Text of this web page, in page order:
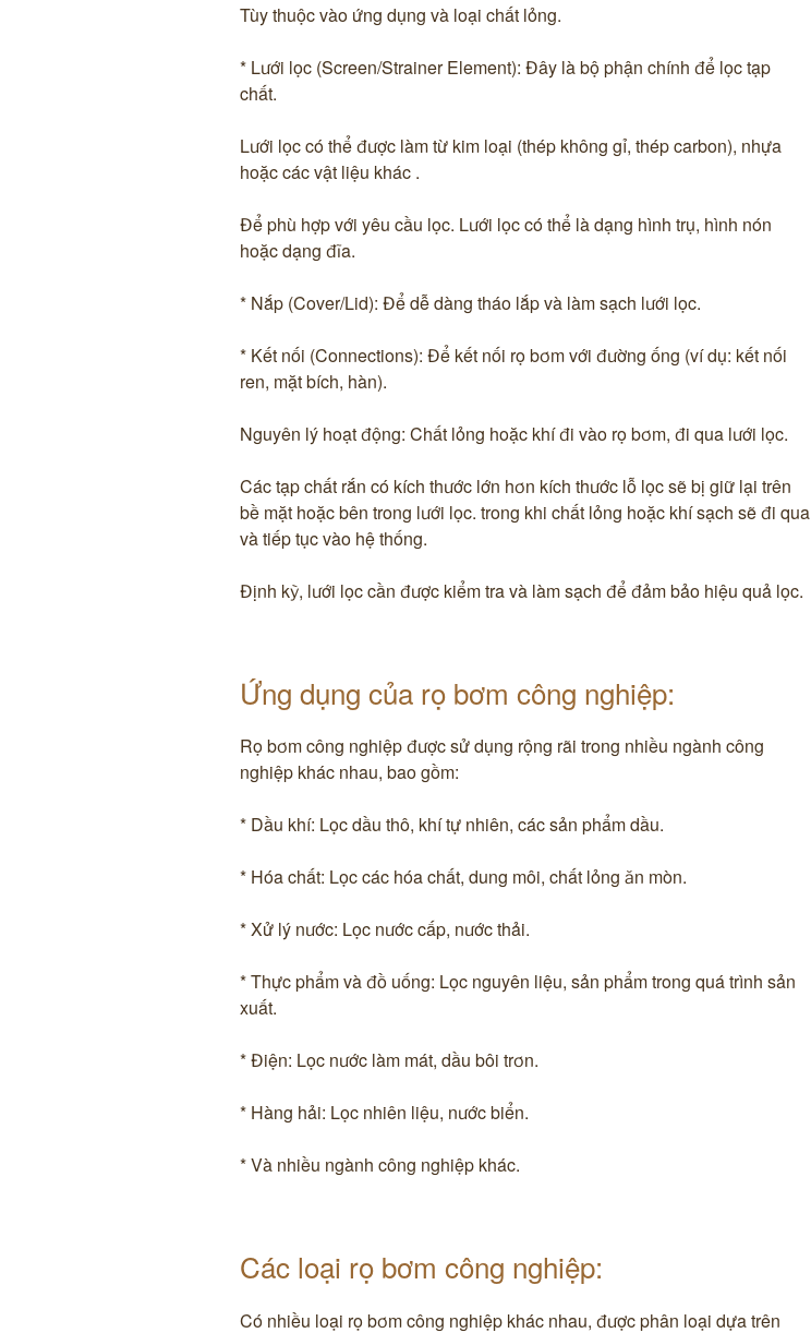
Tùy thuộc vào ứng dụng và loại chất lỏng.
* Lưới lọc (Screen/Strainer Element): Đây là bộ phận chính để lọc tạp
chất.
Lưới lọc có thể được làm từ kim loại (thép không gỉ, thép carbon), nhựa
hoặc các vật liệu khác .
Để phù hợp với yêu cầu lọc. Lưới lọc có thể là dạng hình trụ, hình nón
hoặc dạng đĩa.
* Nắp (Cover/Lid): Để dễ dàng tháo lắp và làm sạch lưới lọc.
* Kết nối (Connections): Để kết nối rọ bơm với đường ống (ví dụ: kết nối
ren, mặt bích, hàn).
Nguyên lý hoạt động: Chất lỏng hoặc khí đi vào rọ bơm, đi qua lưới lọc.
Các tạp chất rắn có kích thước lớn hơn kích thước lỗ lọc sẽ bị giữ lại trên
bề mặt hoặc bên trong lưới lọc. trong khi chất lỏng hoặc khí sạch sẽ đi qua
và tiếp tục vào hệ thống.
Định kỳ, lưới lọc cần được kiểm tra và làm sạch để đảm bảo hiệu quả lọc.
Ứng dụng của rọ bơm công nghiệp:
Rọ bơm công nghiệp được sử dụng rộng rãi trong nhiều ngành công
nghiệp khác nhau, bao gồm:
* Dầu khí: Lọc dầu thô, khí tự nhiên, các sản phẩm dầu.
* Hóa chất: Lọc các hóa chất, dung môi, chất lỏng ăn mòn.
* Xử lý nước: Lọc nước cấp, nước thải.
* Thực phẩm và đồ uống: Lọc nguyên liệu, sản phẩm trong quá trình sản
xuất.
* Điện: Lọc nước làm mát, dầu bôi trơn.
* Hàng hải: Lọc nhiên liệu, nước biển.
* Và nhiều ngành công nghiệp khác.
Các loại rọ bơm công nghiệp:
Có nhiều loại rọ bơm công nghiệp khác nhau, được phân loại dựa trên